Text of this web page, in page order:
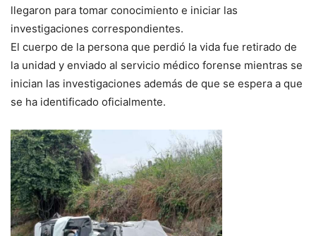
llegaron para tomar conocimiento e iniciar las
investigaciones correspondientes.
El cuerpo de la persona que perdió la vida fue retirado de
la unidad y enviado al servicio médico forense mientras se
inician las investigaciones además de que se espera a que
se ha identificado oficialmente.